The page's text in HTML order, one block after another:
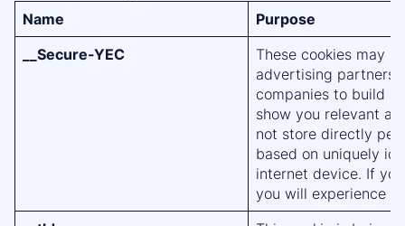
Name
Purpose
__Secure-YEC
These cookies may
advertising partners.
companies to build
show you relevant
not store directly
based on uniquely
internet device. If
you will experience